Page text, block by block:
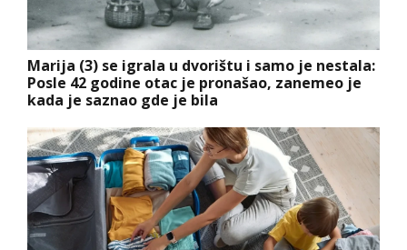
Marija (3) se igrala u dvorištu i samo je nestala:
Posle 42 godine otac je pronašao, zanemeo je
kada je saznao gde je bila